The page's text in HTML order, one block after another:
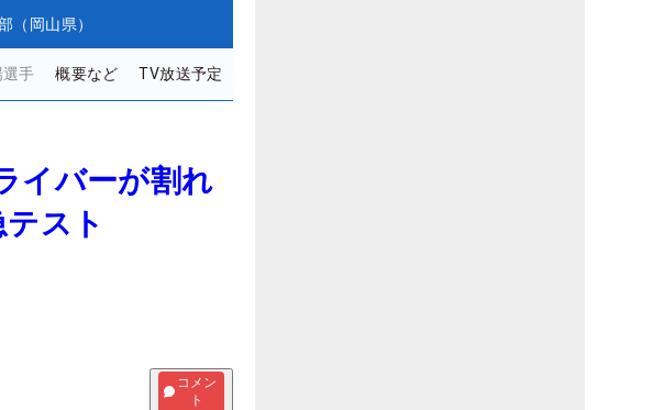
（岡山県）
選手 概要など TV放送予定
イバーが割れ
スト
コメン
ト